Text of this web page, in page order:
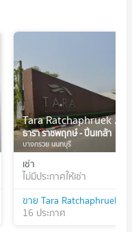
Tara Ratchaphruek - Pinklao
ธารา ราชพฤกษ์ - ปิ่นเกล้า
บางกรวย นนทบุรี
เช่า
ไม่มีประกาศให้เช่า
ขาย Tara Ratchaphruek -
16 ประกาศ